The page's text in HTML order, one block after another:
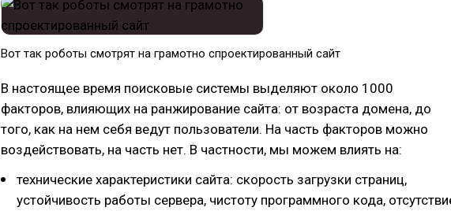
Вот так роботы смотрят на грамотно спроектированный сайт
В настоящее время поисковые системы выделяют около 1000
факторов, влияющих на ранжирование сайта: от возраста домена, до
того, как на нем себя ведут пользователи. На часть факторов можно
воздействовать, на часть нет. В частности, мы можем влиять на:
технические характеристики сайта: скорость загрузки страниц,
устойчивость работы сервера, чистоту программного кода,